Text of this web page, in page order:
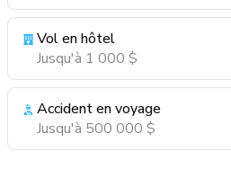
Vol en hôtel
Jusqu'à 1 000 $
Accident en voyage
Jusqu'à 500 000 $